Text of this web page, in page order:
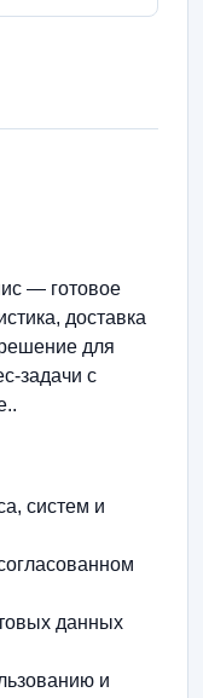
— готовое
доставка
для
задачи с
систем и
данных
и